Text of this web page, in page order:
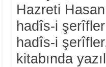
Hazreti
hadîs-i
hadîs-i
kitabında